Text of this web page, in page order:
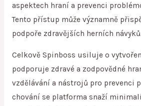
aspektech hraní a prevenci
Tento přístup může významně
podpoře zdravějších herních návyků.
Celkově Spinboss usiluje o
podporuje zdravé a zodpovědné
vzdělávání a nástrojů pro prevenci
chování se platforma snaží